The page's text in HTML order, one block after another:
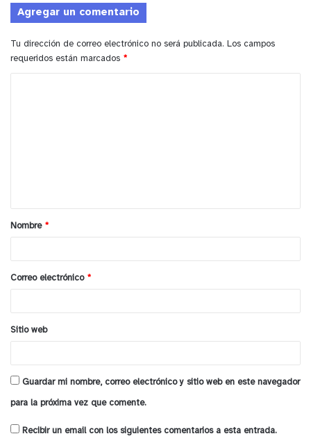
Agregar un comentario
Tu dirección de correo electrónico no será publicada. Los campos
requeridos están marcados *
a
r
*
Nombre *
Correo electrónico *
Sitio web
Guardar mi nombre, correo electrónico y sitio web en este navegador
para la próxima vez que comente.
Recibir un email con los siguientes comentarios a esta entrada.